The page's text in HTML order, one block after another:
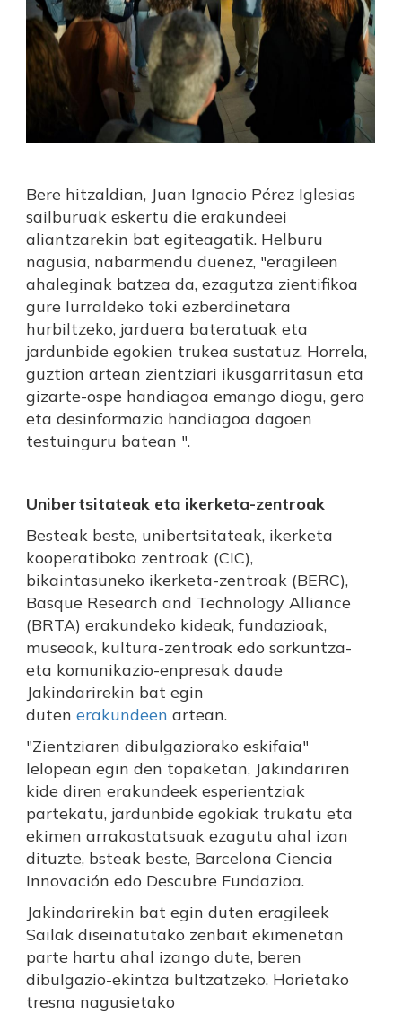
Bere hitzaldian, Juan Ignacio Pérez Iglesias
sailburuak eskertu die erakundeei
aliantzarekin bat egiteagatik. Helburu
nagusia, nabarmendu duenez, "eragileen
ahaleginak batzea da, ezagutza zientifikoa
gure lurraldeko toki ezberdinetara
hurbiltzeko, jarduera bateratuak eta
jardunbide egokien trukea sustatuz. Horrela,
guztion artean zientziari ikusgarritasun eta
gizarte-ospe handiagoa emango diogu, gero
eta desinformazio handiagoa dagoen
testuinguru batean ".
Unibertsitateak eta ikerketa-zentroak
Besteak beste, unibertsitateak, ikerketa
kooperatiboko zentroak (CIC),
bikaintasuneko ikerketa-zentroak (BERC),
Basque Research and Technology Alliance
(BRTA) erakundeko kideak, fundazioak,
museoak, kultura-zentroak edo sorkuntza-
eta komunikazio-enpresak daude
Jakindarirekin bat egin
duten erakundeen artean.
"Zientziaren dibulgaziorako eskifaia"
lelopean egin den topaketan, Jakindariren
kide diren erakundeek esperientziak
partekatu, jardunbide egokiak trukatu eta
ekimen arrakastatsuak ezagutu ahal izan
dituzte, bsteak beste, Barcelona Ciencia
Innovación edo Descubre Fundazioa.
Jakindarirekin bat egin duten eragileek
Sailak diseinatutako zenbait ekimenetan
parte hartu ahal izango dute, beren
dibulgazio-ekintza bultzatzeko. Horietako
tresna nagusietako